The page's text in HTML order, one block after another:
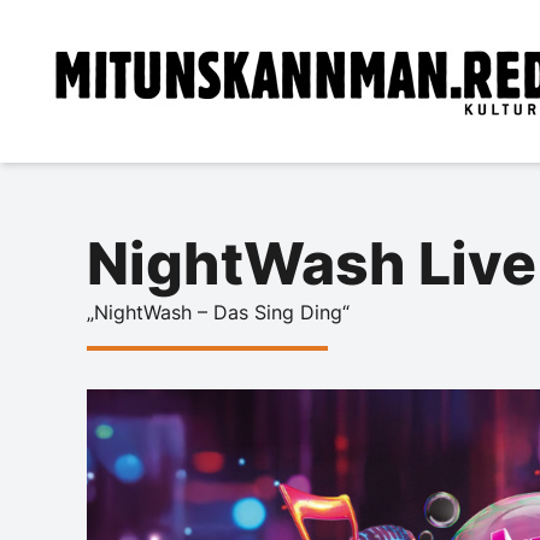
NightWash
„NightWash – Das Sing Ding“